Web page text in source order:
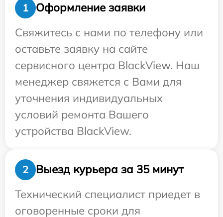
1
Оформление заявки
Свяжитесь с нами по телефону или
оставьте заявку на сайте
сервисного центра BlackView. Наш
менеджер свяжется с Вами для
уточнения индивидуальных
условий ремонта Вашего
устройства BlackView.
2
Выезд курьера за 35 минут
Технический специалист приедет в
оговоренные сроки для